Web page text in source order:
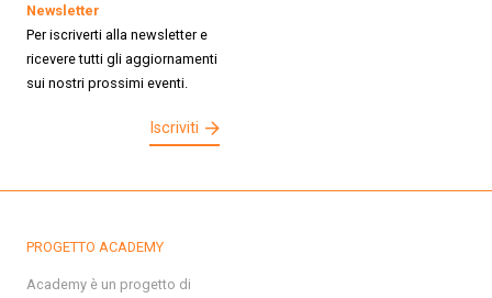
Newsletter
Per iscriverti alla newsletter e
ricevere tutti gli aggiornamenti
sui nostri prossimi eventi.
Iscriviti
PROGETTO ACADEMY
Academy è un progetto di